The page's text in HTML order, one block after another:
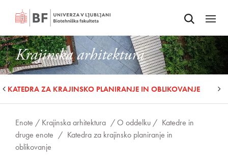
Odpri iskalnik
Odpri
Krajinska arhitektura
KATEDRA ZA KRAJINSKO PLANIRANJE IN OBLIKOVANJE
Enote / Krajinska arhitektura / O oddelku / Katedre in
druge enote / Katedra za krajinsko planiranje in
oblikovanje